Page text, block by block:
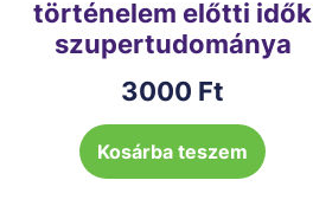
történelem előtti idők
szupertudománya
3000 Ft
Kosárba teszem